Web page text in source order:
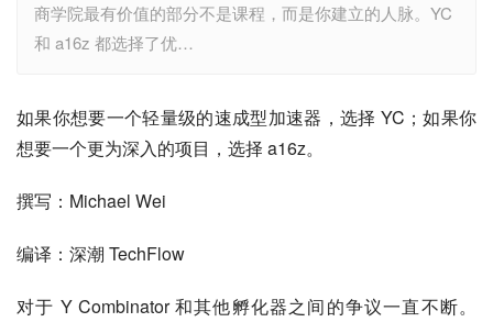
商学院最有价值的部分不是课程，而是你建立的人脉。YC
和 a16z 都选择了优…
如果你想要一个轻量级的速成型加速器，选择 YC；如果你
想要一个更为深入的项目，选择 a16z。
撰写：Michael Wei
编译：深潮 TechFlow
对于 Y Combinator 和其他孵化器之间的争议一直不断。